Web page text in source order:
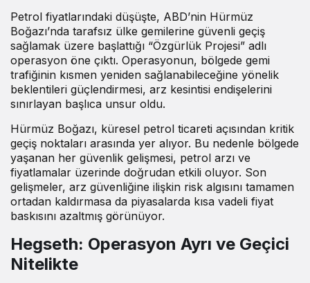
Petrol fiyatlarındaki düşüşte, ABD’nin Hürmüz
Boğazı’nda tarafsız ülke gemilerine güvenli geçiş
sağlamak üzere başlattığı “Özgürlük Projesi” adlı
operasyon öne çıktı. Operasyonun, bölgede gemi
trafiğinin kısmen yeniden sağlanabileceğine yönelik
beklentileri güçlendirmesi, arz kesintisi endişelerini
sınırlayan başlıca unsur oldu.
Hürmüz Boğazı, küresel petrol ticareti açısından kritik
geçiş noktaları arasında yer alıyor. Bu nedenle bölgede
yaşanan her güvenlik gelişmesi, petrol arzı ve
fiyatlamalar üzerinde doğrudan etkili oluyor. Son
gelişmeler, arz güvenliğine ilişkin risk algısını tamamen
ortadan kaldırmasa da piyasalarda kısa vadeli fiyat
baskısını azaltmış görünüyor.
Hegseth: Operasyon Ayrı ve Geçici
Nitelikte